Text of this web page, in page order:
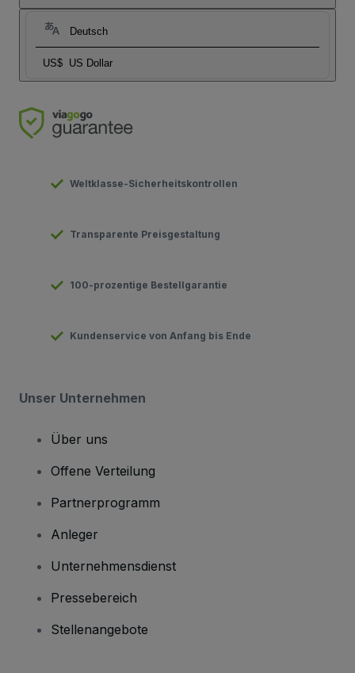
Deutsch
US$ US Dollar
Weltklasse-Sicherheitskontrollen
Transparente Preisgestaltung
100-prozentige Bestellgarantie
Kundenservice von Anfang bis Ende
Unser Unternehmen
Über uns
Offene Verteilung
Partnerprogramm
Anleger
Unternehmensdienst
Pressebereich
Stellenangebote